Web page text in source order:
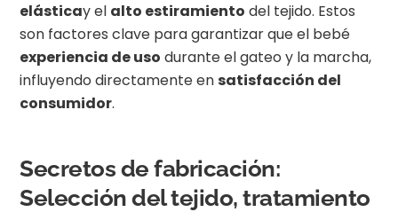
elásticay el alto estiramiento del tejido. Estos
son factores clave para garantizar que el bebé
experiencia de uso durante el gateo y la marcha,
influyendo directamente en satisfacción del
consumidor.
Secretos de fabricación:
Selección del tejido, tratamiento